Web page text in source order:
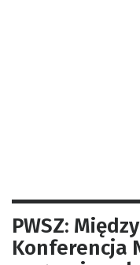
PWSZ:
Konferencja